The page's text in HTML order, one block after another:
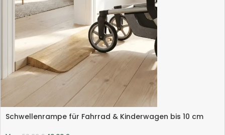
Schwellenrampe für Fahrrad & Kinderwagen bis 10 cm